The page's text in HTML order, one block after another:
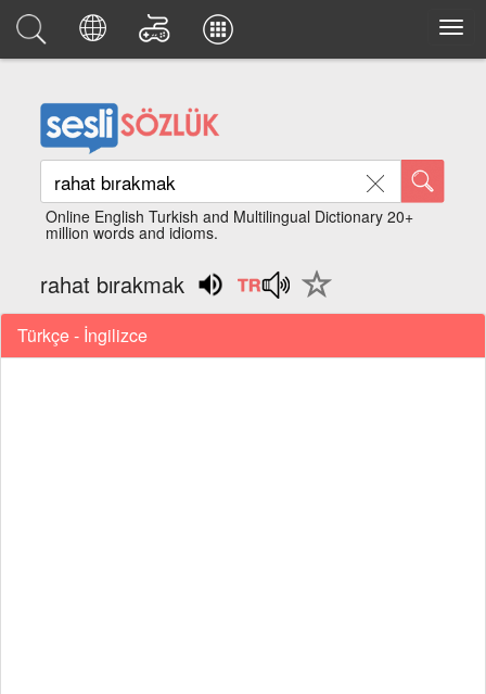
Online English Turkish and Multilingual Dictionary 20+
million words and idioms.
rahat bırakmak
Türkçe - İngilizce